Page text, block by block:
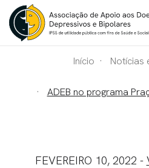
Início Notícias
ADEB no programa
FEVEREIRO 10, 2022 -